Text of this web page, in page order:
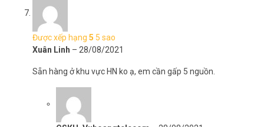
Được xếp hạng 5 5 sao
Xuân Linh – 28/08/2021
Sẵn hàng ở khu vực HN ko ạ, em cần gấp 5 nguồn.